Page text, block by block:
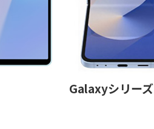
Galaxyシリーズ